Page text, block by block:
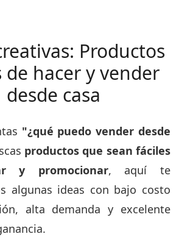
Productos
de hacer y vender
desde casa
"¿qué puedo vender desde
productos que sean fáciles
y promocionar, aquí te
algunas ideas con bajo costo
alta demanda y excelente